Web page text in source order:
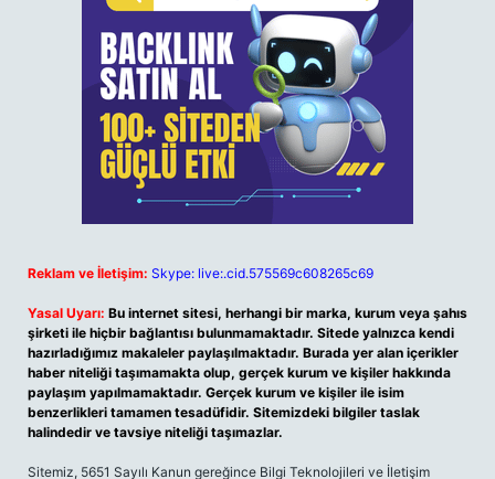
Reklam ve İletişim: Skype: live:.cid.575569c608265c69
Yasal Uyarı: Bu internet sitesi, herhangi bir marka, kurum veya şahıs
şirketi ile hiçbir bağlantısı bulunmamaktadır. Sitede yalnızca kendi
hazırladığımız makaleler paylaşılmaktadır. Burada yer alan içerikler
haber niteliği taşımamakta olup, gerçek kurum ve kişiler hakkında
paylaşım yapılmamaktadır. Gerçek kurum ve kişiler ile isim
benzerlikleri tamamen tesadüfidir. Sitemizdeki bilgiler taslak
halindedir ve tavsiye niteliği taşımazlar.
Sitemiz, 5651 Sayılı Kanun gereğince Bilgi Teknolojileri ve İletişim